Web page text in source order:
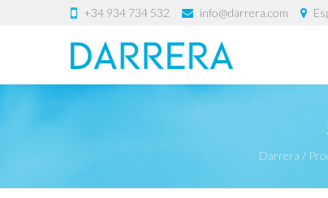
+34 934 734 532 info@darrera.com
Darrera /